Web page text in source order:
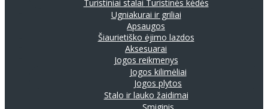
Turistiniai stalai Turistinės kėdės
Ugniakurai ir griliai
Apsaugos
Šiaurietiško ėjimo lazdos
Aksesuarai
Jogos reikmenys
Jogos kilimėliai
Jogos plytos
Stalo ir lauko žaidimai
Smiginis